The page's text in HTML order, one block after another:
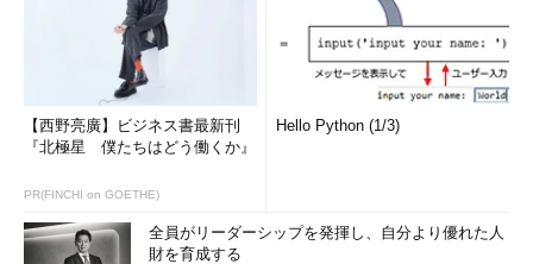
中学3年生が作成したランサムウェアとは何だっ
【西野亮廣】ビジネス書最新刊
『北極星 僕たちはどう働くか』
PR(FINCHI on GOETHE)
Hello Python (1/3)
全員がリーダーシップを発揮し、自分より優れた人
財を育成する